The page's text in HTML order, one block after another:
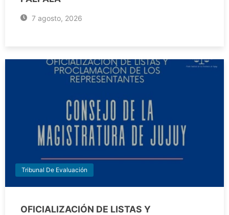
7 agosto, 2026
Tribunal De Evaluación
OFICIALIZACIÓN DE LISTAS Y